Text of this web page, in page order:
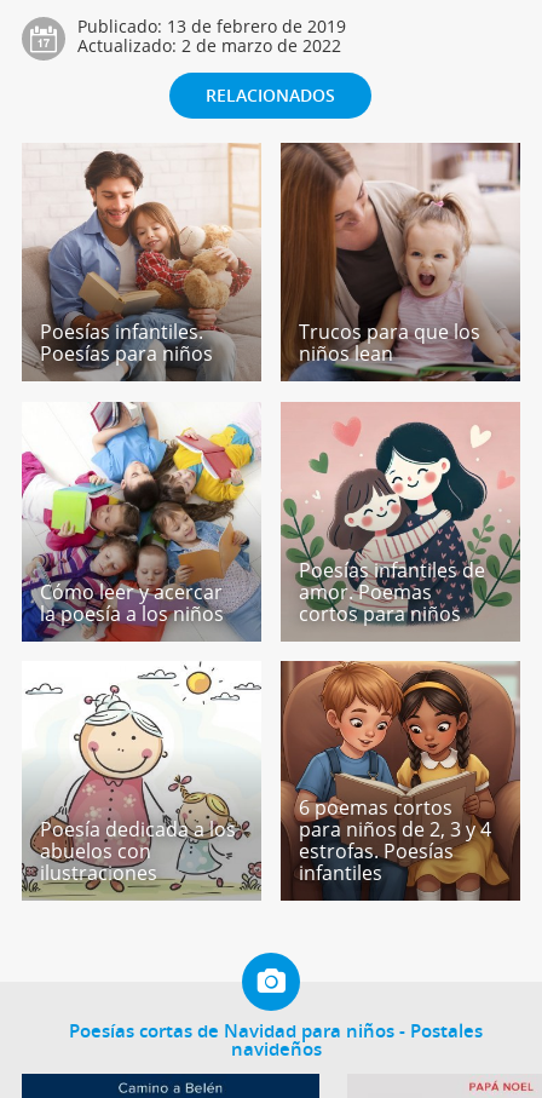
Publicado: 13 de febrero de 2019
Actualizado: 2 de marzo de 2022
RELACIONADOS
Poesías infantiles.
Poesías para niños
Trucos para que los
niños lean
Cómo leer y acercar
la poesía a los niños
Poesías infantiles de
amor. Poemas
cortos para niños
Poesía dedicada a los
abuelos con
ilustraciones
6 poemas cortos
para niños de 2, 3 y 4
estrofas. Poesías
infantiles
Poesías cortas de Navidad para niños - Postales
navideños